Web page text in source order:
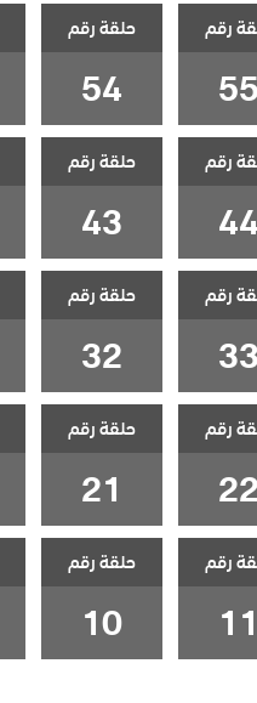
رقم
55
حلقة رقم
54
رقم
44
حلقة رقم
43
رقم
33
حلقة رقم
32
رقم
22
حلقة رقم
21
رقم
11
حلقة رقم
10